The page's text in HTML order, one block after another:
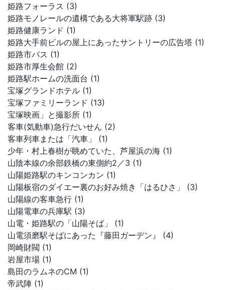
姫路フォーラス (3)
姫路モノレールの遺構である大将軍駅跡 (3)
姫路健康ランド (1)
姫路大手前ビルの屋上にあったサントリーの広告塔 (1)
姫路市バス (1)
姫路市厚生会館 (2)
姫路駅ホームの洗面台 (1)
宝塚グランドホテル (1)
宝塚ファミリーランド (13)
宝塚映画」と撮影所 (1)
客車(気動車)急行だいせん (2)
客車列車または「汽車」 (1)
少年・村上春樹が眺めていた、芦屋浜の海 (1)
山陰本線の余部鉄橋の東側約2／3 (1)
山陽姫路駅のキンコンカン (1)
山陽板宿のダイエー裏のお好み焼き「はるひさ」 (3)
山陽線の客車急行 (1)
山陽電車の兵庫駅 (3)
山電・姫路駅の「山陽そば」 (1)
山電須磨駅そばにあった『藤田ガーデン』 (4)
岡崎財閥 (1)
岩屋市場 (1)
島田のラムネのCM (1)
帝武陣 (1)